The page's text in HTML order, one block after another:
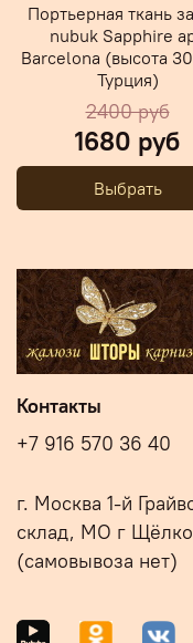
Портьерная ткань
nubuk Sapphire
Barcelona (высота
Турция)
2400 руб
1680 руб
Выбрать
Контакты
+7 916 570 36 40
г. Москва 1-й
склад, МО г
(самовывоза нет)